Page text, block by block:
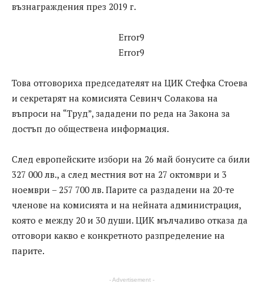
възнаграждения през 2019 г.
Error9
Error9
Това отговориха председателят на ЦИК Стефка Стоева
и секретарят на комисията Севинч Солакова на
въпроси на “Труд”, зададени по реда на Закона за
достъп до обществена информация.
След европейските избори на 26 май бонусите са били
327 000 лв., а след местния вот на 27 октомври и 3
ноември – 257 700 лв. Парите са раздадени на 20-те
членове на комисията и на нейната администрация,
която е между 20 и 30 души. ЦИК мълчаливо отказа да
отговори какво е конкретното разпределение на
парите.
- Advertisement -